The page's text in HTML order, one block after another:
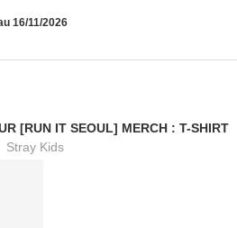
16/11/2026
[RUN IT SEOUL] MERCH : T-SHIRT
Stray Kids